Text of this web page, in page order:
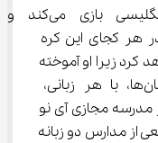
فرزندی که امروز با کلمات انگلیسی بازی می‌کند و
فردا در هر کجای این کره
زیرا او آموخته
است که دنیا خانه‌ی اوست و انسان‌ها، با هر زبانی،
مدرسه مجازی آی نو
از مدارس دو زبانه